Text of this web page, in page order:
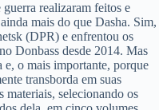
realizaram feitos e
mais do que Dasha. Sim,
(DPR) e enfrentou os
Donbass desde 2014. Mas
e, o mais importante, porque
transborda em suas
materiais, selecionando os